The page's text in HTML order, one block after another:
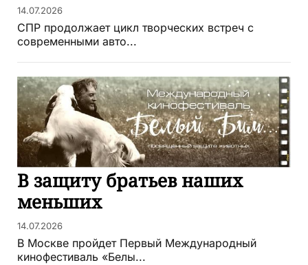
14.07.2026
СПР продолжает цикл творческих встреч с
современными авто...
В защиту братьев наших
меньших
14.07.2026
В Москве пройдет Первый Международный
кинофестиваль «Белы...